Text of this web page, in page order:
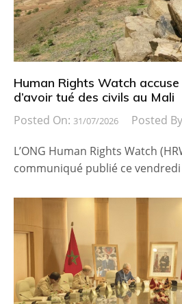
Human Rights Watch accuse
d’avoir tué des civils au Mali
Posted On: 31/07/2026 Posted
L’ONG Human Rights Watch
communiqué publié ce